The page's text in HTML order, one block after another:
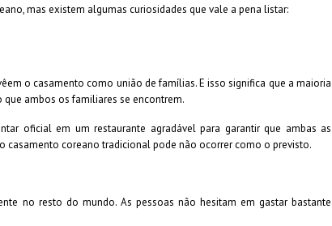
mas existem algumas curiosidades que vale a pena listar:
o casamento como união de famílias. E isso significa que a maioria
ambos os familiares se encontrem.
oficial em um restaurante agradável para garantir que ambas as
casamento coreano tradicional pode não ocorrer como o previsto.
no resto do mundo. As pessoas não hesitam em gastar bastante